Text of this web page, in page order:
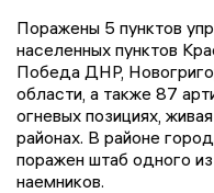
Поражены 5 пунктов
населенных пунктов
Победа ДНР,
области, а также 87
огневых позициях,
районах. В районе
поражен штаб одного
наемников.